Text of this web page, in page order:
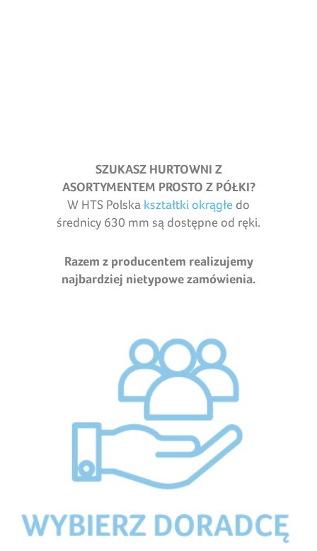
SZUKASZ HURTOWNI Z
ASORTYMENTEM PROSTO Z PÓŁKI?
W HTS Polska kształtki okrągłe do
średnicy 630 mm są dostępne od ręki.
Razem z producentem realizujemy
najbardziej nietypowe zamówienia.